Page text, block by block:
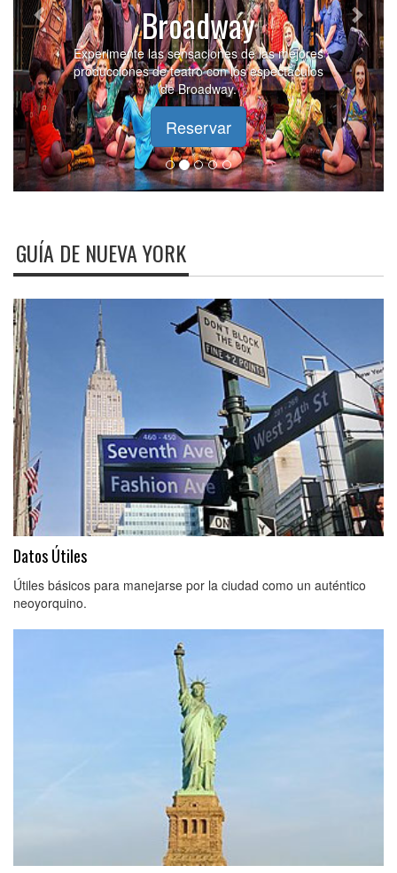
Broadway
Experimente las sensaciones de las mejores
producciones de teatro con los espectáculos
de Broadway.
Reservar
GUÍA DE NUEVA YORK
Datos Útiles
Útiles básicos para manejarse por la ciudad como un auténtico
neoyorquino.